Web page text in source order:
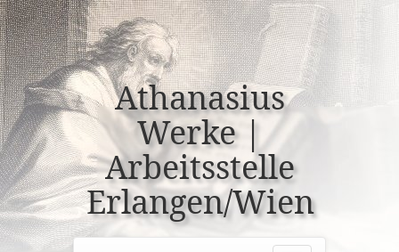
Athanasius
Werke |
Arbeitsstelle
Erlangen/Wien